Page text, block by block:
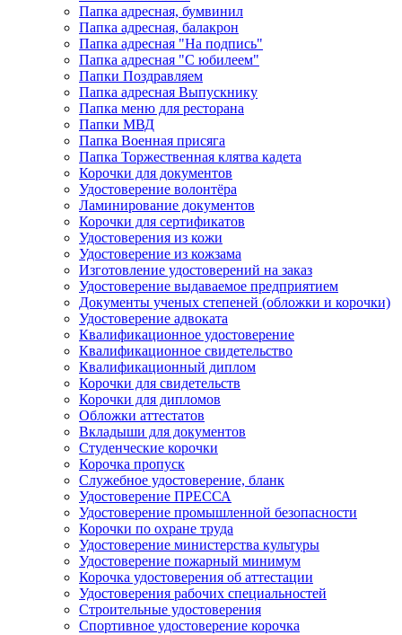
Папка адресная, бумвинил
Папка адресная, балакрон
Папка адресная "На подпись"
Папка адресная "C юбилеем"
Папки Поздравляем
Папка адресная Выпускнику
Папка меню для ресторана
Папки МВД
Папка Военная присяга
Папка Торжественная клятва кадета
Корочки для документов
Удостоверение волонтёра
Ламинирование документов
Корочки для сертификатов
Удостоверения из кожи
Удостоверение из кожзама
Изготовление удостоверений на заказ
Удостоверение выдаваемое предприятием
Документы ученых степеней (обложки и корочки)
Удостоверение адвоката
Квалификационное удостоверение
Квалификационное свидетельство
Квалификационный диплом
Корочки для свидетельств
Корочки для дипломов
Обложки аттестатов
Вкладыши для документов
Студенческие корочки
Корочка пропуск
Служебное удостоверение, бланк
Удостоверение ПРЕССА
Удостоверение промышленной безопасности
Корочки по охране труда
Удостоверение министерства культуры
Удостоверение пожарный минимум
Корочка удостоверения об аттестации
Удостоверения рабочих специальностей
Строительные удостоверения
Спортивное удостоверение корочка